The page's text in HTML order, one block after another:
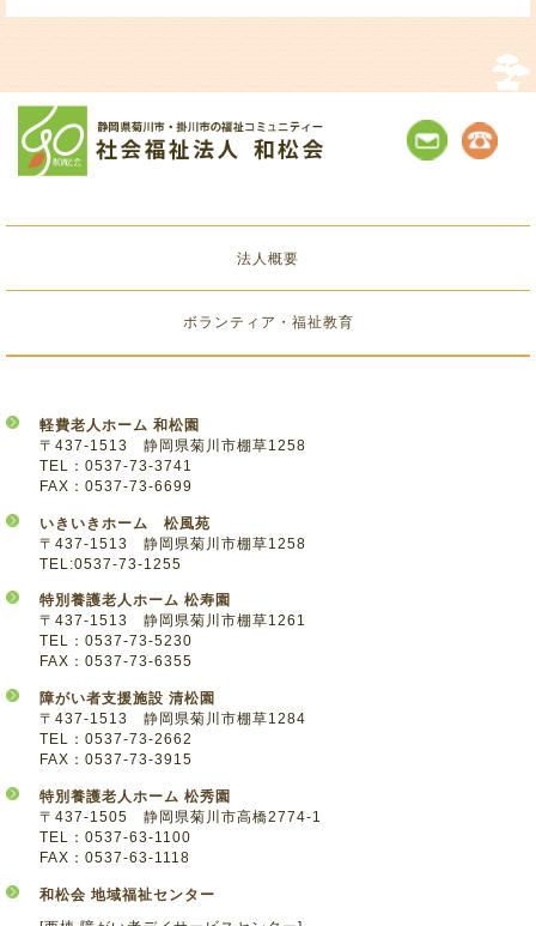
法人概要
ボランティア・福祉教育
軽費老人ホーム 和松園
〒437-1513 静岡県菊川市棚草1258
TEL：0537-73-3741
FAX：0537-73-6699
いきいきホーム 松風苑
〒437-1513 静岡県菊川市棚草1258
TEL:0537-73-1255
特別養護老人ホーム 松寿園
〒437-1513 静岡県菊川市棚草1261
TEL：0537-73-5230
FAX：0537-73-6355
障がい者支援施設 清松園
〒437-1513 静岡県菊川市棚草1284
TEL：0537-73-2662
FAX：0537-73-3915
特別養護老人ホーム 松秀園
〒437-1505 静岡県菊川市高橋2774-1
TEL：0537-63-1100
FAX：0537-63-1118
和松会 地域福祉センター